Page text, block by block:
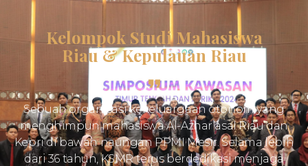
Kelompok Studi Mahasiswa
Riau & Kepulauan Riau
Sebuah organisasi kekeluargaan otonom yang
menghimpun mahasiswa Al-Azhar asal Riau dan
Kepri di bawah naungan PPMI Mesir. Selama lebih
dari 36 tahun, KSMR terus berdedikasi menjaga